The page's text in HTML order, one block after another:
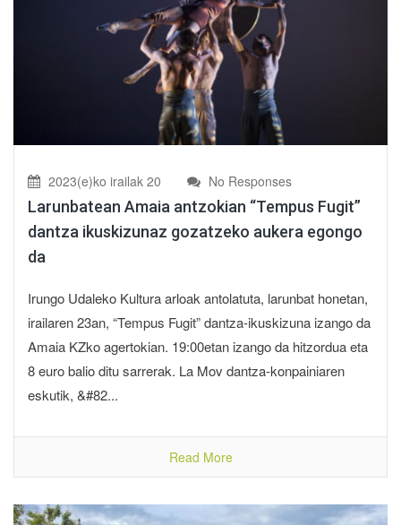
2023(e)ko irailak 20 No Responses
Larunbatean Amaia antzokian “Tempus Fugit”
dantza ikuskizunaz gozatzeko aukera egongo
da
Irungo Udaleko Kultura arloak antolatuta, larunbat honetan,
irailaren 23an, “Tempus Fugit” dantza-ikuskizuna izango da
Amaia KZko agertokian. 19:00etan izango da hitzordua eta
8 euro balio ditu sarrerak. La Mov dantza-konpainiaren
eskutik, &#82...
Read More